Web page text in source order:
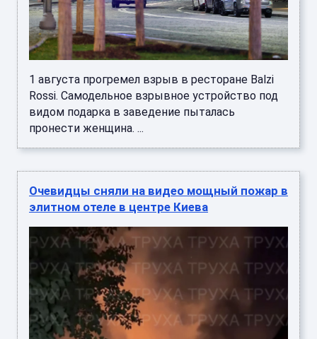
1 августа прогремел взрыв в ресторане Balzi
Rossi. Самодельное взрывное устройство под
видом подарка в заведение пыталась
пронести женщина. ...
Очевидцы сняли на видео мощный пожар в
элитном отеле в центре Киева